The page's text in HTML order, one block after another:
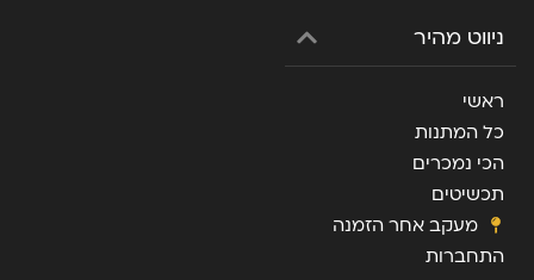
ניווט מהיר
ראשי
כל המתנות
הכי נמכרים
תכשיטים
מעקב אחר הזמנה
התחברות